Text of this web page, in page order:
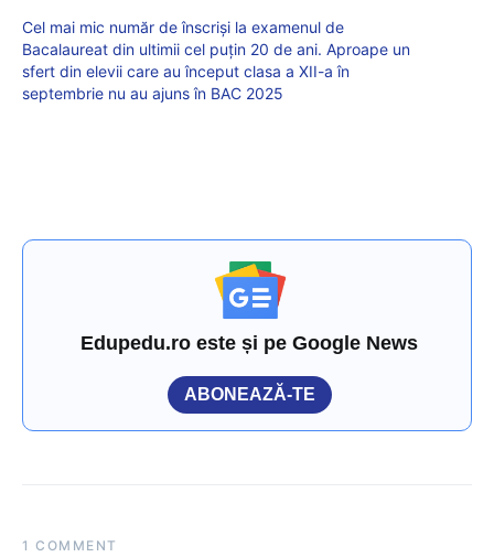
Cel mai mic număr de înscriși la examenul de
Bacalaureat din ultimii cel puțin 20 de ani. Aproape un
sfert din elevii care au început clasa a XII-a în
septembrie nu au ajuns în BAC 2025
Edupedu.ro este și pe Google News
ABONEAZĂ-TE
1 COMMENT